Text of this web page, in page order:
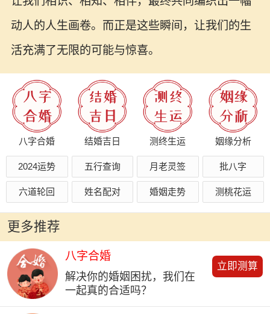
动人的人生画卷。而正是这些瞬间，让我们的生
活充满了无限的可能与惊喜。
八字合婚 结婚吉日 测终生运 姻缘分析
2024运势 五行查询 月老灵签 批八字
六道轮回 姓名配对 婚姻走势 测桃花运
更多推荐
八字合婚
解决你的婚姻困扰，我们在
一起真的合适吗？
立即测算